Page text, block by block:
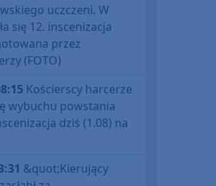
uczczeni. W
się 12. inscenizacja
przez
(FOTO)
Kościerscy harcerze
wybuchu powstania
dziś (1.08) na
&quot;Kierujący